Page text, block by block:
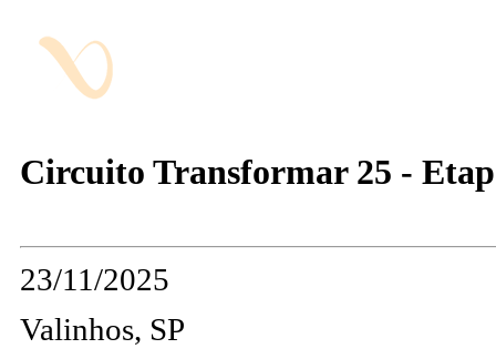
Circuito Transformar 25 -
23/11/2025
Valinhos, SP